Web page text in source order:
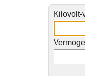
Kilovolt-